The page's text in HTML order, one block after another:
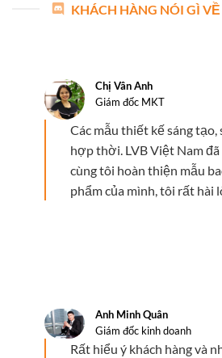
KHÁCH HÀNG NÓI GÌ
Chị Vân Anh
Giám đốc MKT
Các mẫu thiết kế sáng tạo,
hợp thời. LVB Việt Nam đã
cùng tôi hoàn thiện mẫu
phẩm của mình, tôi rất hài
Anh Minh Quân
Giám đốc kinh doanh
Rất hiểu ý khách hàng và